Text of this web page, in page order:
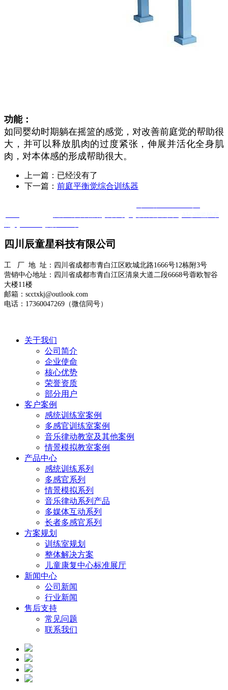
功能：
如同婴幼时期躺在摇篮的感觉，对改善前庭觉的帮助很
大，并可以释放肌肉的过度紧张，伸展并活化全身肌
肉，对本体感的形成帮助很大。
上一篇：已经没有了
下一篇： 前庭平衡觉综合训练器
四川辰童星科技有限公司
工 厂 地 址：四川省成都市青白江区欧城北路1666号12栋附3号
营销中心地址：四川省成都市青白江区清泉大道二段6668号蓉欧智谷
大楼11楼
邮箱：scctxkj@outlook.com
电话：17360047269（微信同号）
关于我们
公司简介
企业使命
核心优势
荣誉资质
部分用户
客户案例
感统训练室案例
多感官训练室案例
音乐律动教室及其他案例
情景模拟教室案例
产品中心
感统训练系列
多感官系列
情景模拟系列
音乐律动系列产品
多媒体互动系列
长者多感官系列
方案规划
训练室规划
整体解决方案
儿童康复中心标准展厅
新闻中心
公司新闻
行业新闻
售后支持
常见问题
联系我们